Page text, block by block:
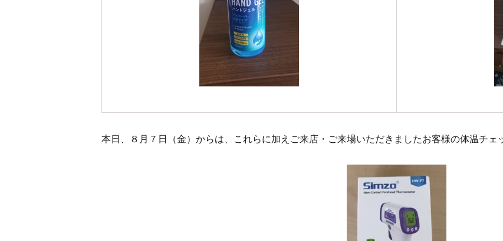
本日、８月７日（金）からは、これらに加えご来店・ご来場いただきましたお客様の体温チェ